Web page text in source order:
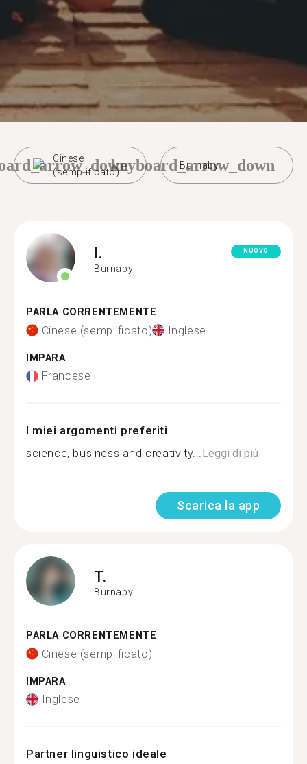
Cinese
(semplificato)
Burnaby
keyboard_arrow_down
I.
Burnaby
NUOVO
PARLA CORRENTEMENTE
Cinese (semplificato) Inglese
IMPARA
Francese
I miei argomenti preferiti
science, business and creativity...Leggi di più
Scarica la app
T.
Burnaby
PARLA CORRENTEMENTE
Cinese (semplificato)
IMPARA
Inglese
Partner linguistico ideale